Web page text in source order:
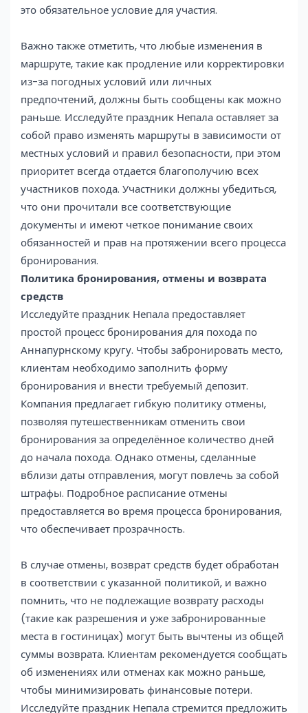
это обязательное условие для участия.
Важно также отметить, что любые изменения в
маршруте, такие как продление или корректировки
из-за погодных условий или личных
предпочтений, должны быть сообщены как можно
раньше. Исследуйте праздник Непала оставляет за
собой право изменять маршруты в зависимости от
местных условий и правил безопасности, при этом
приоритет всегда отдается благополучию всех
участников похода. Участники должны убедиться,
что они прочитали все соответствующие
документы и имеют четкое понимание своих
обязанностей и прав на протяжении всего процесса
бронирования.
Политика бронирования, отмены и возврата
средств
Исследуйте праздник Непала предоставляет
простой процесс бронирования для похода по
Аннапурнскому кругу. Чтобы забронировать место,
клиентам необходимо заполнить форму
бронирования и внести требуемый депозит.
Компания предлагает гибкую политику отмены,
позволяя путешественникам отменить свои
бронирования за определённое количество дней
до начала похода. Однако отмены, сделанные
вблизи даты отправления, могут повлечь за собой
штрафы. Подробное расписание отмены
предоставляется во время процесса бронирования,
что обеспечивает прозрачность.
В случае отмены, возврат средств будет обработан
в соответствии с указанной политикой, и важно
помнить, что не подлежащие возврату расходы
(такие как разрешения и уже забронированные
места в гостиницах) могут быть вычтены из общей
суммы возврата. Клиентам рекомендуется сообщать
об изменениях или отменах как можно раньше,
чтобы минимизировать финансовые потери.
Исследуйте праздник Непала стремится предложить